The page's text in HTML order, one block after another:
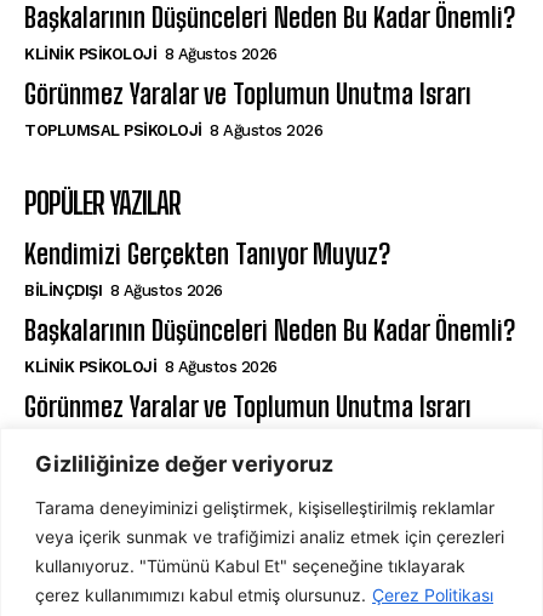
Gizliliğinize değer veriyoruz
Tarama deneyiminizi geliştirmek, kişiselleştirilmiş reklamlar
veya içerik sunmak ve trafiğimizi analiz etmek için çerezleri
kullanıyoruz. "Tümünü Kabul Et" seçeneğine tıklayarak
çerez kullanımımızı kabul etmiş olursunuz. Çerez Politikası
Başkalarının Düşünceleri Neden Bu Kadar Önemli?
KLINIK PSIKOLOJI 8 Ağustos 2026
Görünmez Yaralar ve Toplumun Unutma Israrı
TOPLUMSAL PSIKOLOJI 8 Ağustos 2026
POPÜLER YAZILAR
Kendimizi Gerçekten Tanıyor Muyuz?
BILINÇDIŞI 8 Ağustos 2026
Başkalarının Düşünceleri Neden Bu Kadar Önemli?
KLINIK PSIKOLOJI 8 Ağustos 2026
Görünmez Yaralar ve Toplumun Unutma Israrı
ABONE OL